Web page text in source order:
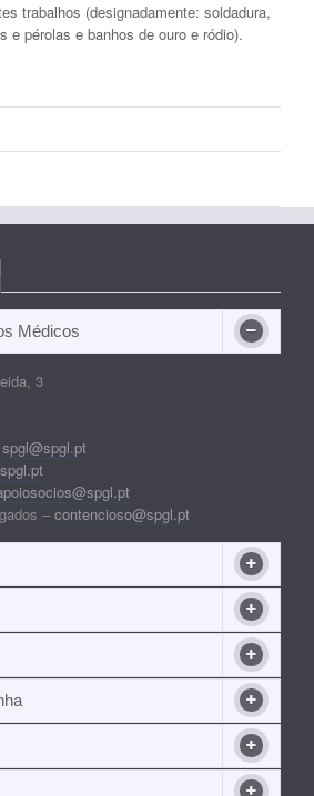
trabalhos (designadamente: soldadura,
pérolas e banhos de ouro e ródio).
Médicos
3
spgl@spgl.pt
– contencioso@spgl.pt